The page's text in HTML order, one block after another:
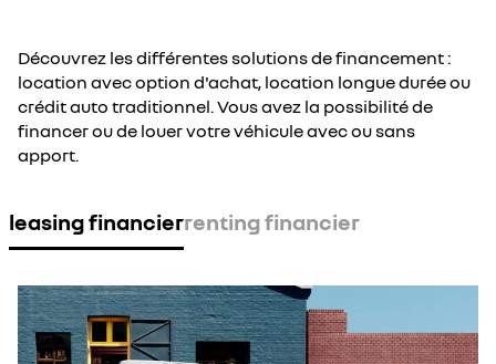
Découvrez les différentes solutions de financement :
location avec option d'achat, location longue durée ou
crédit auto traditionnel. Vous avez la possibilité de
financer ou de louer votre véhicule avec ou sans
apport.
leasing financierrenting financier